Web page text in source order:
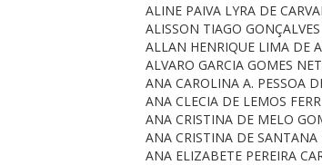
ALINE PAIVA LYRA DE
ALISSON TIAGO
ALLAN HENRIQUE LIMA DE
ALVARO GARCIA GOMES
ANA CAROLINA A. PESSOA
ANA CLECIA DE LEMOS
ANA CRISTINA DE MELO
ANA CRISTINA DE SANTANA
ANA ELIZABETE PEREIRA